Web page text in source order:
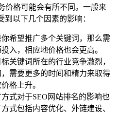
价格可能会有所不同。一般来
以下几个因素的影响：
希望推广多个关键词，那么需
入，相应地价格也会更高。
关键词所在的行业竞争激烈，
需要更多的时间和精力来取得
格上升。
式对于SEO网站排名的影响也
式包括内容优化、外链建设、